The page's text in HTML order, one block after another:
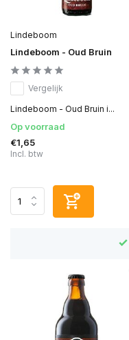
Lindeboom
Lindeboom - Oud Bruin
Vergelijk
Lindeboom - Oud Bruin i...
Op voorraad
€1,65
Incl. btw